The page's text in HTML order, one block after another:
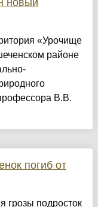
«Урочище
районе
В.В.
погиб от
грозы подросток